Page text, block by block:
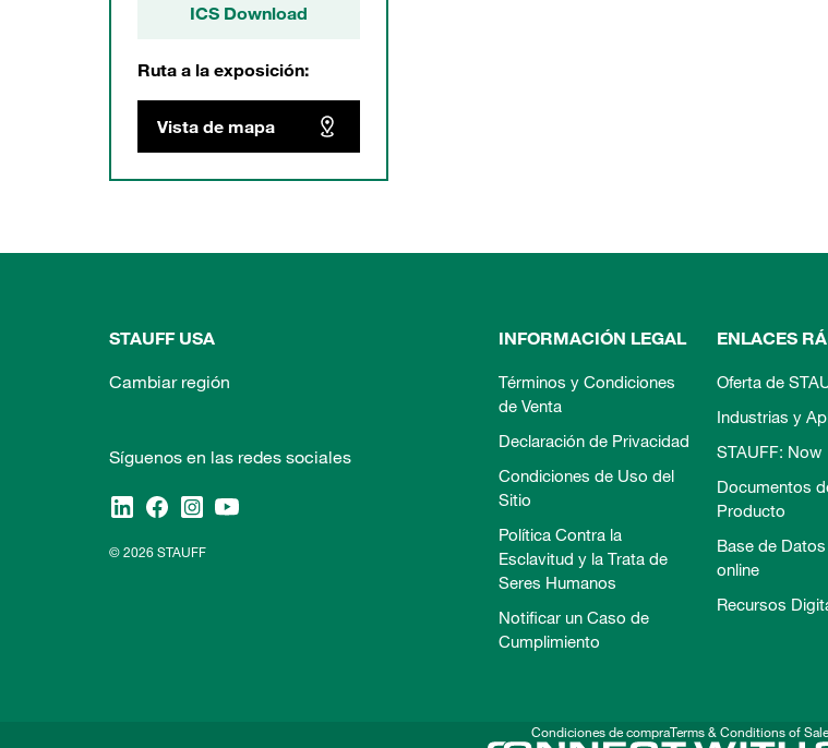
ICS Download
Ruta a la exposición:
Vista de mapa
STAUFF USA
Cambiar región
Síguenos en las redes sociales
© 2026 STAUFF
INFORMACIÓN LEGAL
Términos y Condiciones
de Venta
Declaración de Privacidad
Condiciones de Uso del
Sitio
Política Contra la
Esclavitud y la Trata de
Seres Humanos
Notificar un Caso de
Cumplimiento
ENLACES
Oferta de
Industrias y
STAUFF: Now
Documentos
Producto
Base de
online
Recursos
Condiciones de compraTerms & Conditions of Sale